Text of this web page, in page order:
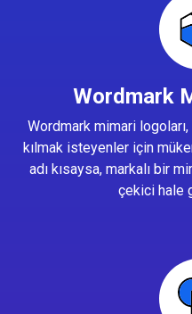
Wordmark
Wordmark mimari
kılmak isteyenler için
adı kısaysa, markalı bir
çekici hale